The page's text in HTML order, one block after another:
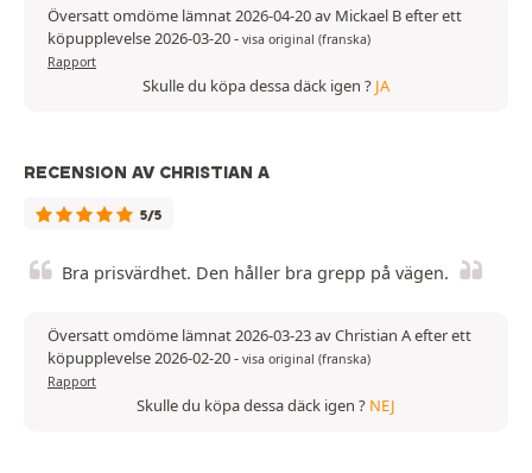
Översatt omdöme lämnat 2026-04-20 av Mickael B efter ett
köpupplevelse 2026-03-20- visa original (franska)
Rapport
Skulle du köpa dessa däck igen ? JA
RECENSION AV CHRISTIAN A
5/5
Bra prisvärdhet. Den håller bra grepp på vägen.
Översatt omdöme lämnat 2026-03-23 av Christian A efter ett
köpupplevelse 2026-02-20- visa original (franska)
Rapport
Skulle du köpa dessa däck igen ? NEJ